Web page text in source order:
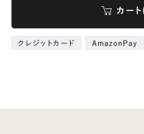
カー
クレジットカード AmazonPay